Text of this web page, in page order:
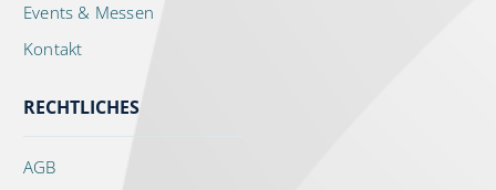
Events & Messen
Kontakt
RECHTLICHES
AGB